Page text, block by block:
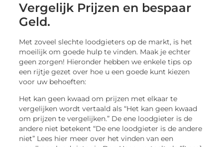
Vergelijk Prijzen en bespaar
Geld.
Met zoveel slechte loodgieters op de markt, is het
moeilijk om goede hulp te vinden. Maak je echter
geen zorgen! Hieronder hebben we enkele tips op
een rijtje gezet over hoe u een goede kunt kiezen
voor uw behoeften:
Het kan geen kwaad om prijzen met elkaar te
vergelijken wordt vertaald als “Het kan geen kwaad
om prijzen te vergelijken.” De ene loodgieter is de
andere niet betekent “De ene loodgieter is de andere
niet” Lees hier meer over het vinden van een